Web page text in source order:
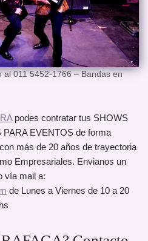
al 011 5452-1766 – Bandas en
podes contratar tus SHOWS
PARA EVENTOS de forma
más de 20 años de trayectoria
Empresariales. Envianos un
vía mail a:
de Lunes a Viernes de 10 a 20